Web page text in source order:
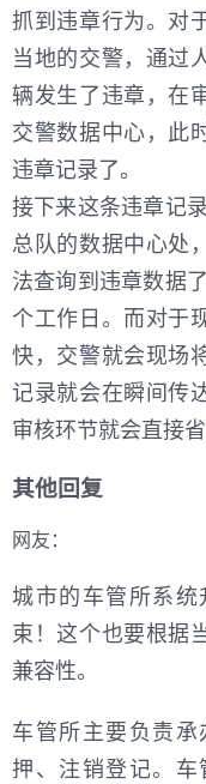
抓到违章行为。对
当地的交警，通过
辆发生了违章，在
交警数据中心，此
违章记录了。
接下来这条违章记
总队的数据中心处
法查询到违章数据
个工作日。而对于
快，交警就会现场
记录就会在瞬间传
审核环节就会直接省
其他回复
网友：
城市的车管所系
束！这个也要根据
兼容性。
车管所主要负责
押、注销登记。